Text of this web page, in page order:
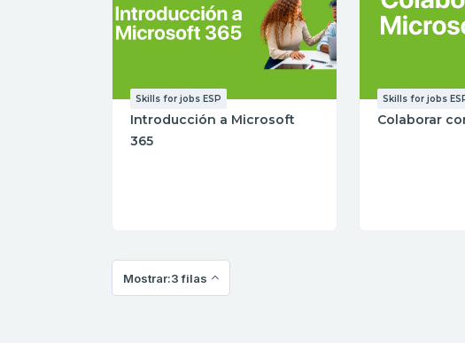
Skills for jobs ESP
Introducción a Microsoft
365
Skills for jobs
Colaborar
Mostrar:3 filas